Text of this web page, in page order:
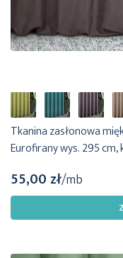
Tkanina zasłonowa
Eurofirany wys. 295
55,00 zł/mb